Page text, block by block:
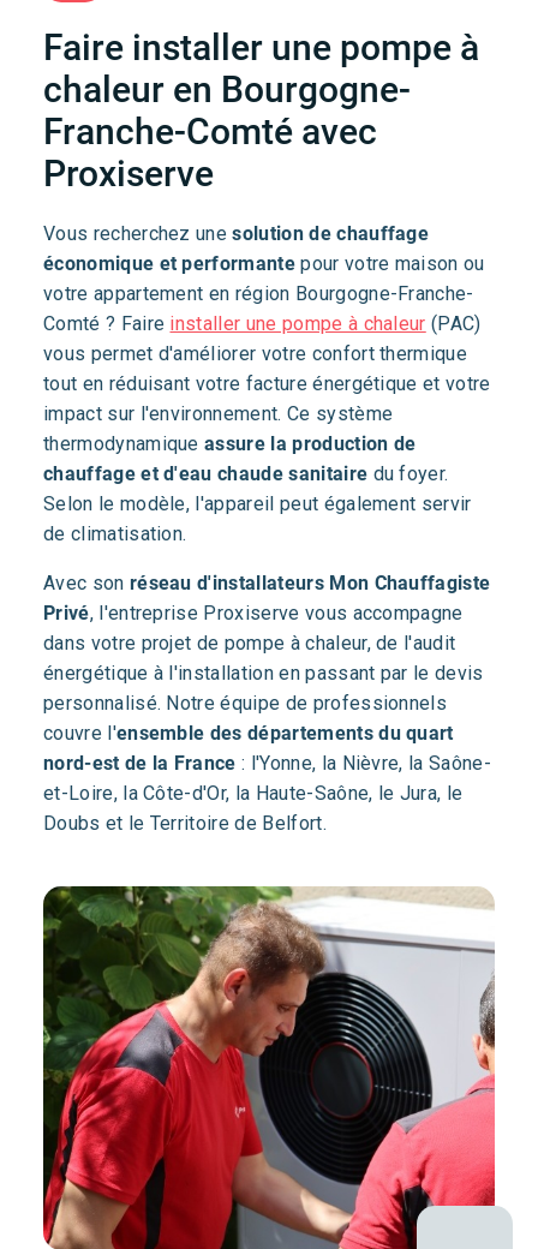
Faire installer une pompe à
chaleur en Bourgogne-
Franche-Comté avec
Proxiserve
Vous recherchez unesolution de chauffage
économique et performante pour votre maison ou
votre appartement en région Bourgogne-Franche-
Comté ? Faire installer une pompe à chaleur (PAC)
vous permet d'améliorer votre confort thermique
tout en réduisant votre facture énergétique et votre
impact sur l'environnement. Ce système
thermodynamiqueassure la production de
chauffage et d'eau chaude sanitaire du foyer.
Selon le modèle, l'appareil peut également servir
de climatisation.
Avec son réseau d'installateurs Mon Chauffagiste
Privé, l'entreprise Proxiserve vous accompagne
dans votre projet de pompe à chaleur, de l'audit
énergétique à l'installation en passant par le devis
personnalisé. Notre équipe de professionnels
couvre l'ensemble des départements du quart
nord-est de la France : l'Yonne, la Nièvre, la Saône-
et-Loire, la Côte-d'Or, la Haute-Saône, le Jura, le
Doubs et le Territoire de Belfort.